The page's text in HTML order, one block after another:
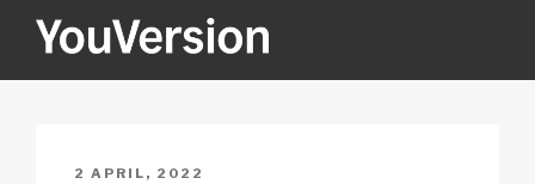
YOUVERSION
PUBLICERAT
2 APRIL, 2022